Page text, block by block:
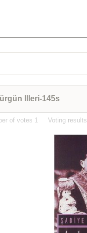
Illeri-145s
of votes 1 Voting results